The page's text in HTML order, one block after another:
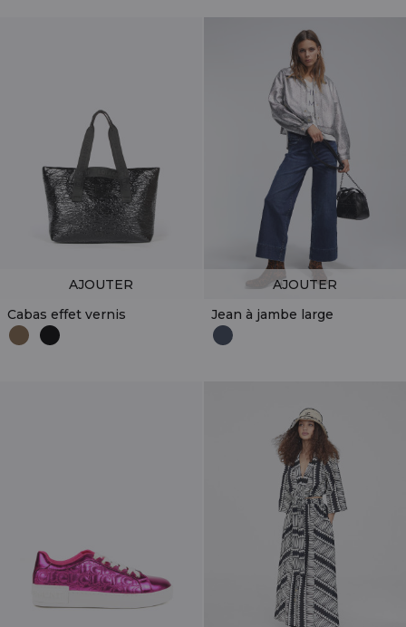
Cabas effet vernis
AJOUTER
Jean à jambe large
AJOUTER